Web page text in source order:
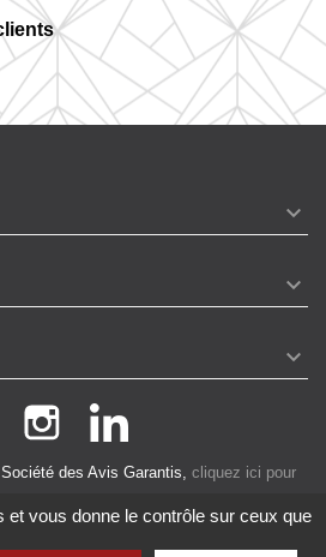
des Avis Garantis, cliquez ici pour
- Tous droits réservés -Crédits-
Cookies
et vous donne le contrôle sur ceux que